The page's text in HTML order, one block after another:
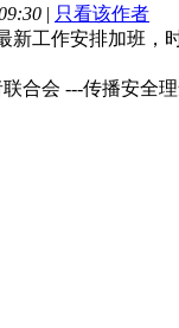
| 只看该作者
新工作安排加班
合会 ---传播安全